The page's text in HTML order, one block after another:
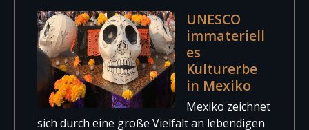
UNESCO
immateriell
es
Kulturerbe
in Mexiko
Mexiko zeichnet
sich durch eine große Vielfalt an lebendigen